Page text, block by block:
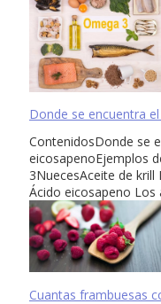
Donde se encuentra
ContenidosDonde se
eicosapenoEjemplos
3NuecesAceite de
Ácido eicosapeno
Cuantas frambuesas